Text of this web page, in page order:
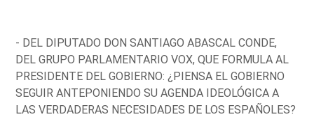
- DEL DIPUTADO DON SANTIAGO ABASCAL CONDE,
DEL GRUPO PARLAMENTARIO VOX, QUE FORMULA AL
PRESIDENTE DEL GOBIERNO: ¿PIENSA EL GOBIERNO
SEGUIR ANTEPONIENDO SU AGENDA IDEOLÓGICA A
LAS VERDADERAS NECESIDADES DE LOS ESPAÑOLES?